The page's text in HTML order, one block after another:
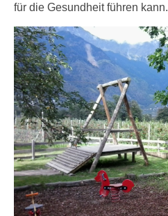
für die Gesundheit führen kann.